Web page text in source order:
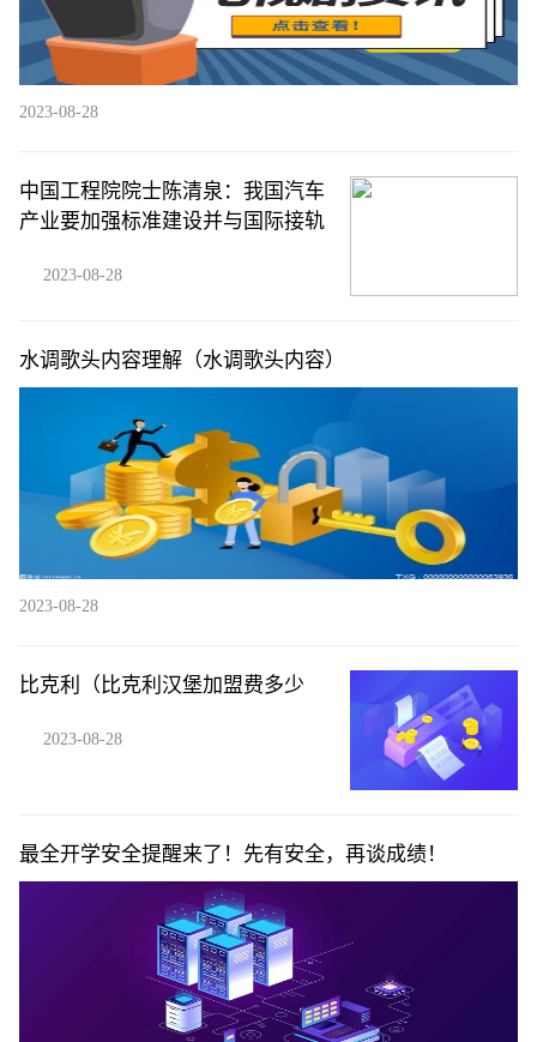
2023-08-28
中国工程院院士陈清泉：我国汽车
产业要加强标准建设并与国际接轨
2023-08-28
水调歌头内容理解（水调歌头内容）
2023-08-28
比克利（比克利汉堡加盟费多少
2023-08-28
最全开学安全提醒来了！先有安全，再谈成绩！